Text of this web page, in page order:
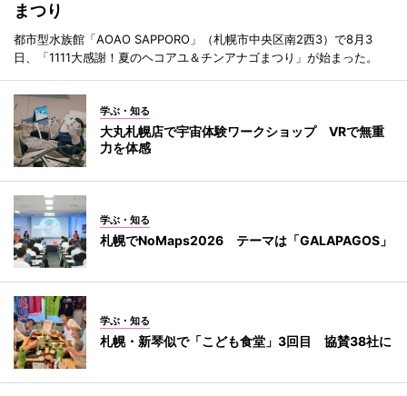
まつり
都市型水族館「AOAO SAPPORO」（札幌市中央区南2西3）で8月3
日、「1111大感謝！夏のヘコアユ＆チンアナゴまつり」が始まった。
学ぶ・知る
大丸札幌店で宇宙体験ワークショップ VRで無重
力を体感
学ぶ・知る
札幌でNoMaps2026 テーマは「GALAPAGOS」
学ぶ・知る
札幌・新琴似で「こども食堂」3回目 協賛38社に